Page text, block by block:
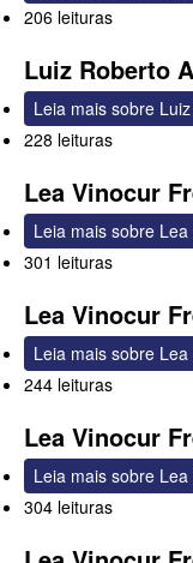
206 leituras
Luiz Roberto
Leia mais sobre
228 leituras
Lea Vinocur
Leia mais sobre
301 leituras
Lea Vinocur
Leia mais sobre
244 leituras
Lea Vinocur
Leia mais sobre
304 leituras